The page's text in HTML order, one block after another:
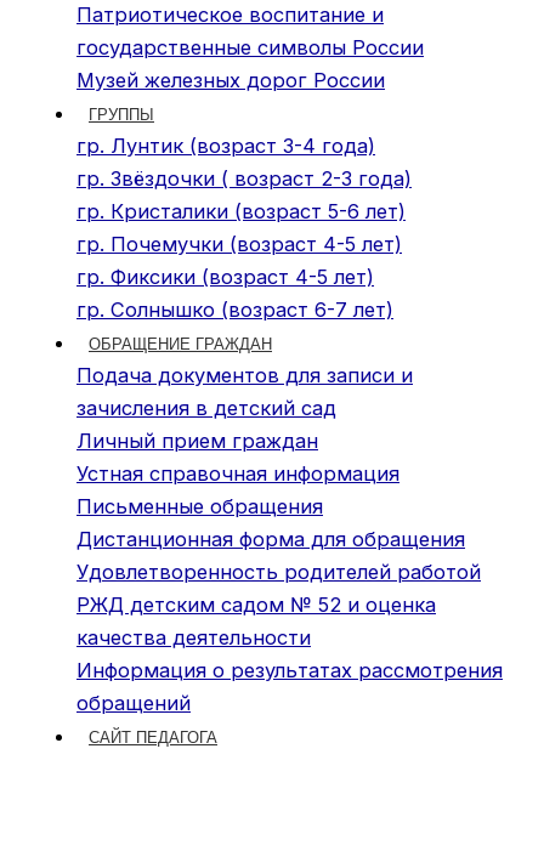
Патриотическое воспитание и
государственные символы России
Музей железных дорог России
ГРУППЫ
гр. Лунтик (возраст 3-4 года)
гр. Звёздочки ( возраст 2-3 года)
гр. Кристалики (возраст 5-6 лет)
гр. Почемучки (возраст 4-5 лет)
гр. Фиксики (возраст 4-5 лет)
гр. Солнышко (возраст 6-7 лет)
ОБРАЩЕНИЕ ГРАЖДАН
Подача документов для записи и
зачисления в детский сад
Личный прием граждан
Устная справочная информация
Письменные обращения
Дистанционная форма для обращения
Удовлетворенность родителей работой
РЖД детским садом № 52 и оценка
качества деятельности
Информация о результатах рассмотрения
обращений
САЙТ ПЕДАГОГА